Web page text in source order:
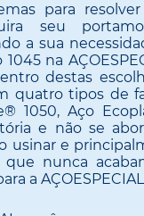
para
seu
a sua
1045 na
destas
quatro tipos de
1050, Aço
e não se
usinar e
que nunca
a